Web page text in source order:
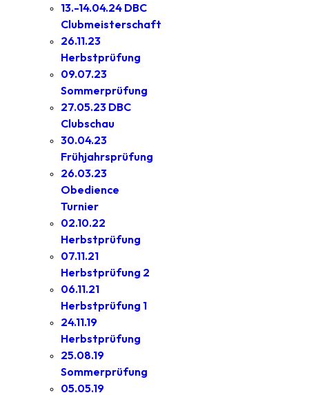
13.-14.04.24 DBC
Clubmeisterschaft
26.11.23
Herbstprüfung
09.07.23
Sommerprüfung
27.05.23 DBC
Clubschau
30.04.23
Frühjahrsprüfung
26.03.23
Obedience
Turnier
02.10.22
Herbstprüfung
07.11.21
Herbstprüfung 2
06.11.21
Herbstprüfung 1
24.11.19
Herbstprüfung
25.08.19
Sommerprüfung
05.05.19